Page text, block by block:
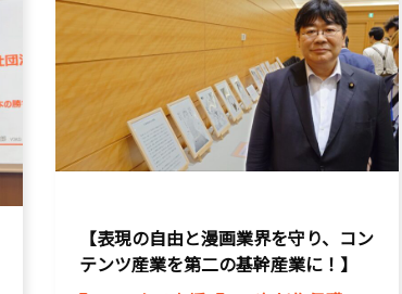
【表現の自由と漫画業界を守り、コン
テンツ産業を第二の基幹産業に！】